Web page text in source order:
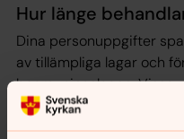
Hur länge
Dina personuppgifter
av tillämpliga lagar och
begravningslagen.
kommer att sparas för
ministerialbok. Dina